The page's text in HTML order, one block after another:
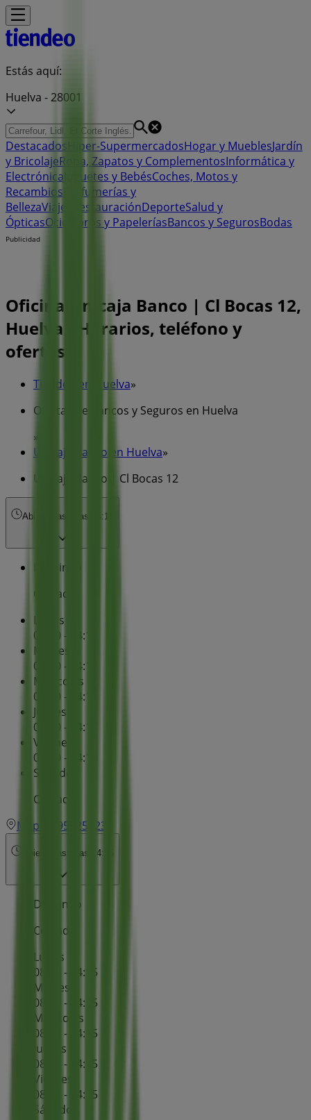
Estás aquí:
Huelva - 28001
Destacados Hiper-SupermercadosHogar y MueblesJardín
y BricolajeRopa, Zapatos y ComplementosInformática y
Electrónica Juguetes y BebésCoches, Motos y
Recambios Perfumerías y
BellezaViajes RestauraciónDeporteSalud y
ÓpticasOcio Libros y PapeleríasBancos y SegurosBodas
Publicidad
Oficina Unicaja Banco | Cl Bocas 12,
Huelva - Horarios, teléfono y
ofertas
Tiendeo en Huelva»
Ofertas de Bancos y Seguros en Huelva
»
Unicaja Banco en Huelva»
Unicaja Banco | Cl Bocas 12
Abierto Hasta las 14:15
Domingo
Cerrado
Lunes
08:30 - 14:15
Martes
08:30 - 14:15
Miércoles
08:30 - 14:15
Jueves
08:30 - 14:15
Viernes
08:30 - 14:15
Sábado
Cerrado
Mapa
959253233
Abierto Hasta las 14:15
Domingo
Cerrado
Lunes
08:30 - 14:15
Martes
08:30 - 14:15
Miércoles
08:30 - 14:15
Jueves
08:30 - 14:15
Viernes
08:30 - 14:15
Sábado